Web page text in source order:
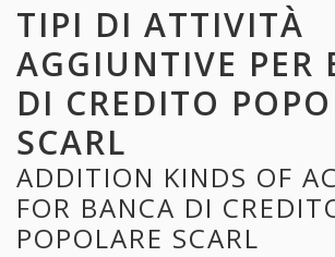
TIPI DI ATTIVITÀ
AGGIUNTIVE PER
DI CREDITO
SCARL
ADDITION KINDS OF
FOR BANCA DI
POPOLARE SCARL